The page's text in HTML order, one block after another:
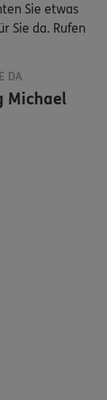
Sie etwas
Sie da. Rufen
DA
Michael